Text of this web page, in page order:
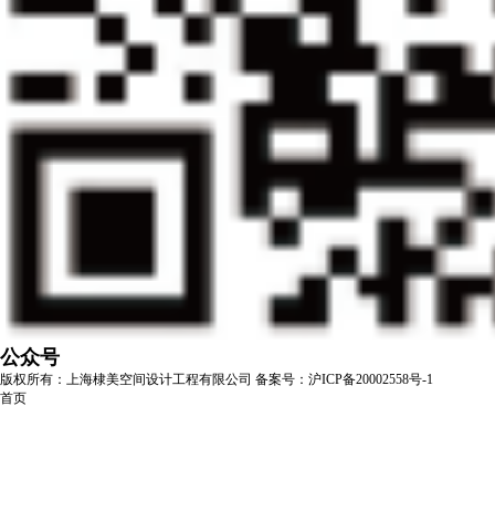
公众号
版权所有：上海棣美空间设计工程有限公司 备案号：沪ICP备20002558号-1
首页